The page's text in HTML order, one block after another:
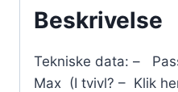
Beskrivelse
Tekniske data: –
Max (I tvivl? – Klik